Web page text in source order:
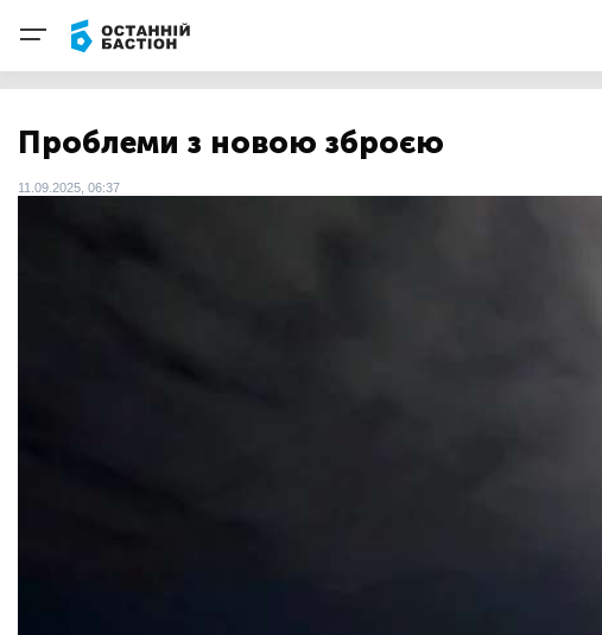
Проблеми з новою зброєю
11.09.2025, 06:37